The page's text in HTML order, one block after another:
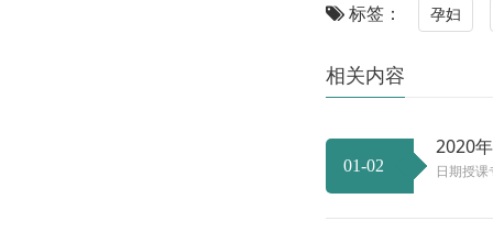
标签： 孕妇
相关内容
01-02
2020
日期授